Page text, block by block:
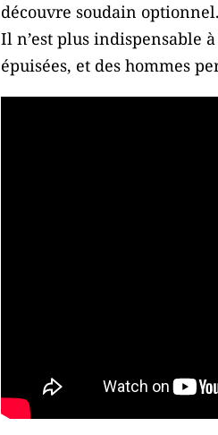
découvre soudain optionnel.
Il n’est plus indispensable
épuisées, et des hommes